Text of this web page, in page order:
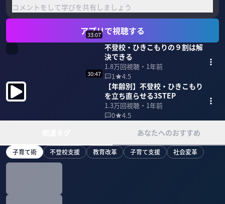
コメントをして学びを共有しましょう
アプリで視聴する
33:07
不登校・ひきこもりの９割は解
決できる
1.8万回視聴・ 1年前
1
4.5
30:47
【年齢別】不登校・ひきこもり
を立ち直らせる3STEP
1.3万回視聴・ 1年前
0
4.5
あなたへのおすすめ
子育て術 不登校支援 教育改革 子育て支援 社会変革